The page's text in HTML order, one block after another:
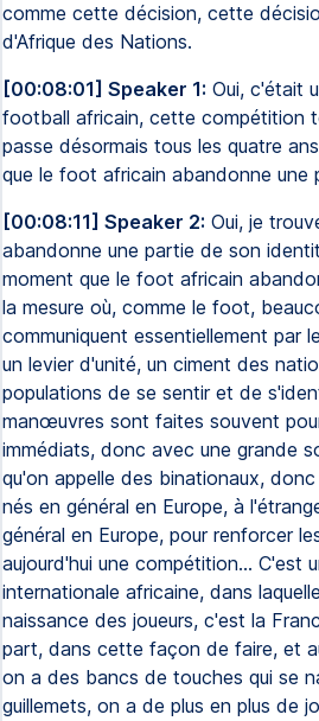
comme cette décision, cette
d'Afrique des Nations.
[00:08:01] Speaker 1: Oui, c'était
football africain, cette compétition
passe désormais tous les quatre
que le foot africain abandonne une
[00:08:11] Speaker 2: Oui, je
abandonne une partie de son
moment que le foot africain
la mesure où, comme le foot,
communiquent essentiellement par
un levier d'unité, un ciment des
populations de se sentir et de
manœuvres sont faites souvent
immédiats, donc avec une grande
qu'on appelle des binationaux,
nés en général en Europe, à
général en Europe, pour renforcer
aujourd'hui une compétition… C'est
internationale africaine, dans
naissance des joueurs, c'est la
part, dans cette façon de faire, et
on a des bancs de touches qui se
guillemets, on a de plus en plus de